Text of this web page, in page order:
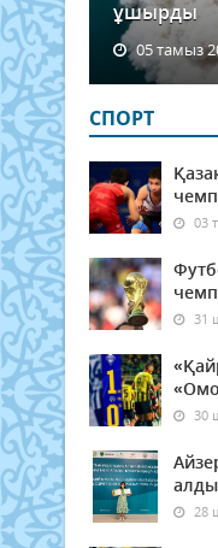
ұшырды
05 тамыз
СПОРТ
03
31
30
алды
28